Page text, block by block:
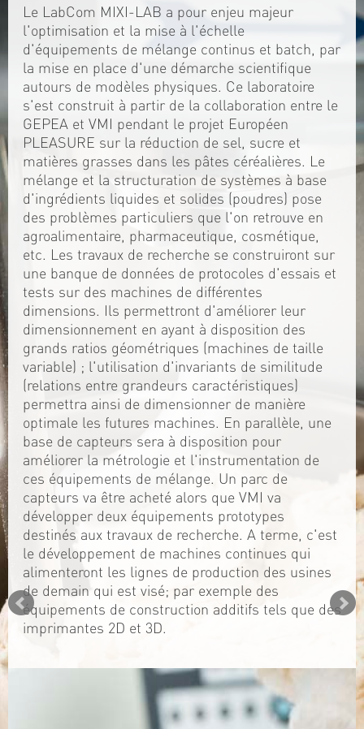
Le LabCom MIXI-LAB a pour enjeu majeur
l'optimisation et la mise à l'échelle
d'équipements de mélange continus et batch, par
la mise en place d'une démarche scientifique
autours de modèles physiques. Ce laboratoire
s'est construit à partir de la collaboration entre le
GEPEA et VMI pendant le projet Européen
PLEASURE sur la réduction de sel, sucre et
matières grasses dans les pâtes céréalières. Le
mélange et la structuration de systèmes à base
d'ingrédients liquides et solides (poudres) pose
des problèmes particuliers que l'on retrouve en
agroalimentaire, pharmaceutique, cosmétique,
etc. Les travaux de recherche se construiront sur
une banque de données de protocoles d'essais et
tests sur des machines de différentes
dimensions. Ils permettront d'améliorer leur
dimensionnement en ayant à disposition des
grands ratios géométriques (machines de taille
variable) ; l'utilisation d'invariants de similitude
(relations entre grandeurs caractéristiques)
permettra ainsi de dimensionner de manière
optimale les futures machines. En parallèle, une
base de capteurs sera à disposition pour
améliorer la métrologie et l'instrumentation de
ces équipements de mélange. Un parc de
capteurs va être acheté alors que VMI va
développer deux équipements prototypes
destinés aux travaux de recherche. A terme, c'est
le développement de machines continues qui
alimenteront les lignes de production des usines
de demain qui est visé; par exemple des
équipements de construction additifs tels que des
imprimantes 2D et 3D.